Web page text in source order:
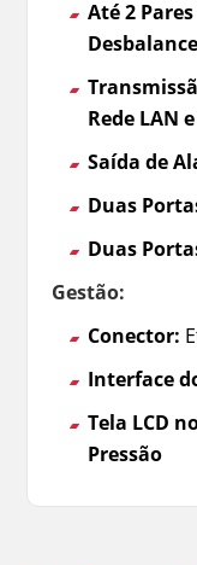
Até 2
Rede LAN
Saída de
Duas
Duas
Gestão:
Conector:
Interface
Tela LCD
Pressão